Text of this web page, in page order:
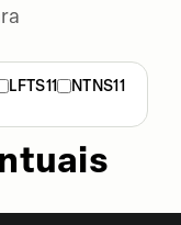
LFTS11
NTNS11